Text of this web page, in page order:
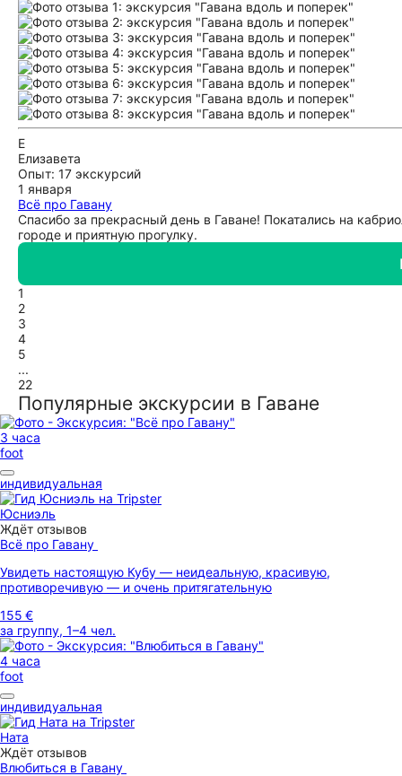
Е
Елизавета
Опыт: 17 экскурсий
1 января
Всё про Гавану
Спасибо за прекрасный день в Гаване! Покатались на
городе и приятную прогулку.
1
2
3
4
5
...
22
Популярные экскурсии в Гаване
3 часа
foot
индивидуальная
Юсниэль
Ждёт отзывов
Всё про Гавану
Увидеть настоящую Кубу — неидеальную, красивую,
противоречивую — и очень притягательную
155 €
за группу, 1–4 чел.
4 часа
foot
индивидуальная
Ната
Ждёт отзывов
Влюбиться в Гавану